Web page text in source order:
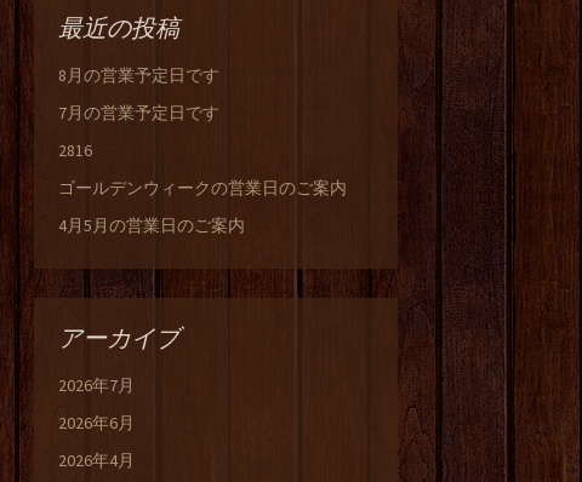
最近の投稿
8月の営業予定日です
7月の営業予定日です
2816
ゴールデンウィークの営業日のご案内
4月5月の営業日のご案内
アーカイブ
2026年7月
2026年6月
2026年4月